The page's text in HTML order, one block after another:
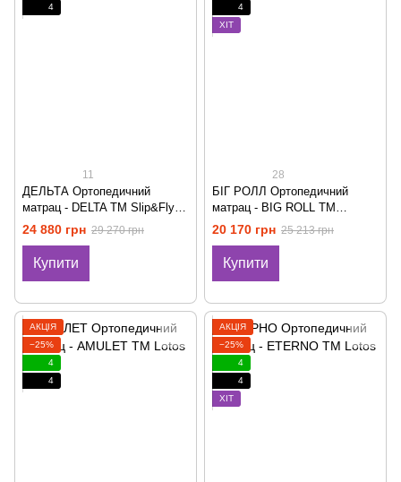
4
11
ДЕЛЬТА Ортопедичний
матрац - DELTA ТМ Slip&Fly
Organic
24 880 грн 29 270 грн
Купити
4
ХІТ
28
БІГ РОЛЛ Ортопедичний
матрац - BIG ROLL ТМ
Take&Go
20 170 грн 25 213 грн
Купити
АКЦІЯ
−25%
4
4
АКЦІЯ
−25%
4
4
ХІТ